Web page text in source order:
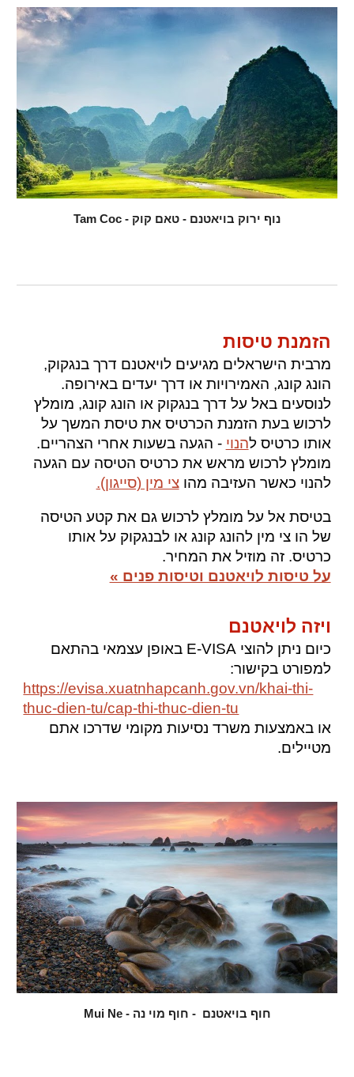
נוף ירוק בויאטנם - טאם קוק - Tam Coc
הזמנת טיסות
מרבית הישראלים מגיעים לויאטנם דרך בנגקוק,
הונג קונג, האמירויות או דרך יעדים באירופה.
לנוסעים באל על דרך בנגקוק או הונג קונג, מומלץ
לרכוש בעת הזמנת הכרטיס את טיסת המשך על
אותו כרטיס להנוי - הגעה בשעות אחרי הצהריים.
מומלץ לרכוש מראש את כרטיס הטיסה עם הגעה
להנוי כאשר העזיבה מהוצי מין (סייגון).
בטיסת אל על מומלץ לרכוש גם את קטע הטיסה
של הו צי מין להונג קונג או לבנגקוק על אותו
כרטיס. זה מוזיל את המחיר.
על טיסות לויאטנם וטיסות פנים »
ויזה לויאטנם
כיום ניתן להוצי E-VISA באופן עצמאי בהתאם
למפורט בקישור:
https://evisa.xuatnhapcanh.gov.vn/khai-thi-
thuc-dien-tu/cap-thi-thuc-dien-tu
או באמצעות משרד נסיעות מקומי שדרכו אתם
מטיילים.
חוף בויאטנם - חוף מוי נה - Mui Ne